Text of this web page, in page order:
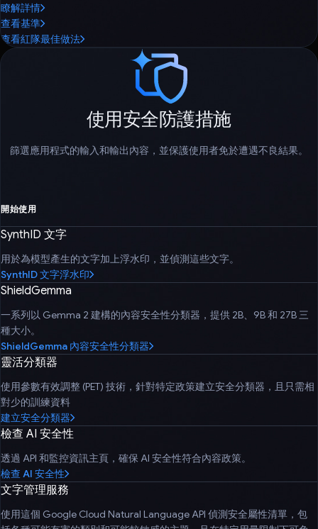
瞭解詳情
查看基準
查看紅隊最佳做法
使用安全防護措施
篩選應用程式的輸入和輸出內容，並保護使用者免於遭遇不良結果。
開始使用
SynthID 文字
用於為模型產生的文字加上浮水印，並偵測這些文字。
SynthID 文字浮水印
ShieldGemma
一系列以 Gemma 2 建構的內容安全性分類器，提供 2B、9B 和 27B 三
種大小。
ShieldGemma 內容安全性分類器
靈活分類器
使用參數有效調整 (PET) 技術，針對特定政策建立安全分類器，且只需相
對少的訓練資料
建立安全分類器
檢查 AI 安全性
透過 API 和監控資訊主頁，確保 AI 安全性符合內容政策。
檢查 AI 安全性
文字管理服務
使用這個 Google Cloud Natural Language API 偵測安全屬性清單，包